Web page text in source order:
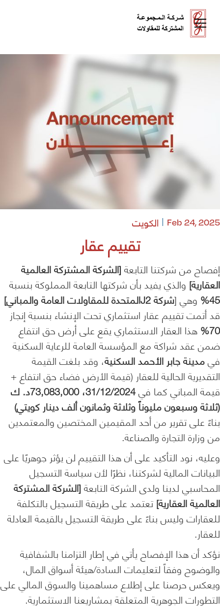
تقييم عقار
Feb 24, 2025 الكويت
إفصاح من شركتنا التابعة[الشركة المشتركة العالمية
العقارية] والذي يفيد بأن شركتها التابعة المملوكة بنسبة
45%
وهي [شركة J2المتحدة للمقاولات العامة والمباني]
قد أتمت تقييم عقار استثماري تحت الإنشاء بنسبة إنجاز
70%
هذا العقار الاستثماري يقع على أرض حق انتفاع
ضمن عقد شراكة مع المؤسسة العامة للرعاية السكنية
فيمدينة جابر الأحمد السكنية، وقد بلغت القيمة
التقديرية الحالية للعقار (قيمة الأرض فضاء حق انتفاع +
قيمة المباني كما في31/12/2024،
73,083,000د. ك
(ثلاثة وسبعون مليوناً وثلاثة وثمانون ألف دينار كويتي)
بناءً على تقرير من أحد المقيمين المختصين والمعتمدين
من وزارة التجارة والصناعة.
وعليه، نود التأكيد على أن هذا التقييم لن يؤثر جوهريًا على
البيانات المالية لشركتنا، نظرًا لأن سياسة التسجيل
المحاسبي لدينا ولدى الشركة التابعة[الشركة المشتركة
العالمية العقارية]تعتمد على طريقة التسجيل بالتكلفة
للعقارات وليس بناءً على طريقة التسجيل بالقيمة العادلة
للعقار.
نؤكد أن هذا الإفصاح يأتي في إطار التزامنا بالشفافية
والوضوح وفقاً لتعليمات السادة/هيئة أسواق المال،
ويعكس حرصنا على إطلاع مساهمينا والسوق المالي على
التطورات الجوهرية المتعلقة بمشاريعنا الاستثمارية.